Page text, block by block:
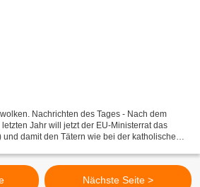
Nachrichten des Tages - Nach dem
Jahr will jetzt der EU-Ministerrat das
und damit den Tätern wie bei der katholischen
Nächste Seite >